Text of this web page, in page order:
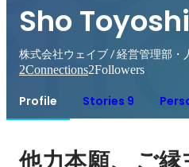
Sho
株式会社ウェイブ / 経営管理部・
2Connections2Followers
Profile Stories 9
、